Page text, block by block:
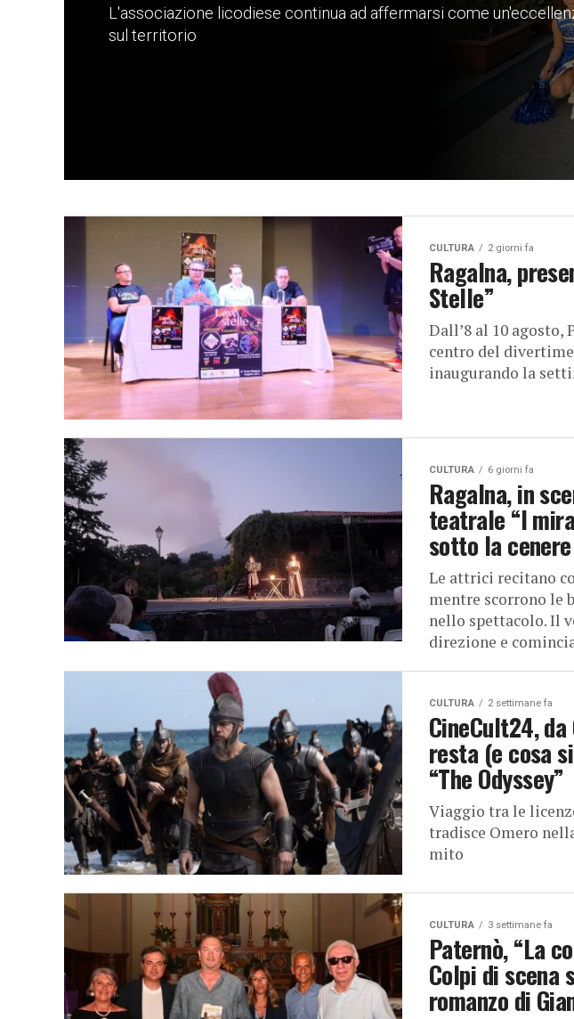
L'associazione licodiese continua ad affermarsi come
sul territorio
CULTURA 2 giorni fa
Ragalna,
Stelle”
Dall’8 al 10
centro del
inaugurando la
CULTURA 6 giorni fa
Ragalna, in
teatrale “I
sotto la
Le attrici recitano
mentre scorrono le
nello spettacolo. Il
direzione e
CULTURA 2 settimane fa
CineCult24,
resta (e cosa
“The Odyssey”
Viaggio tra le
tradisce Omero
mito
CULTURA 3 settimane fa
Paternò, “La
Colpi di scena
romanzo di